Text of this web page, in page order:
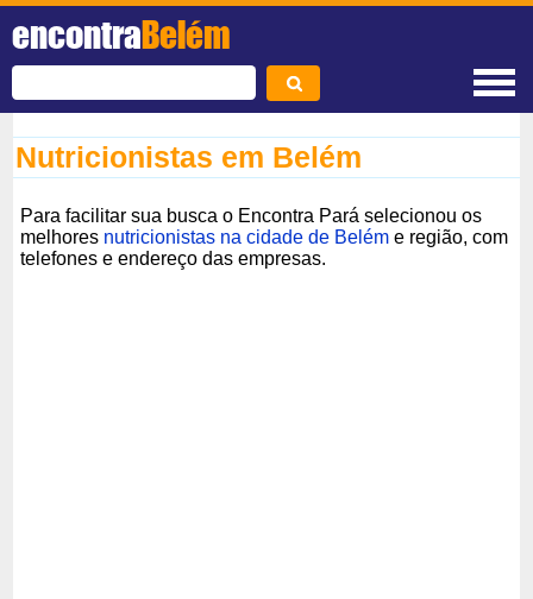
encontraBelém
Nutricionistas em Belém
Para facilitar sua busca o Encontra Pará selecionou os
melhores nutricionistas na cidade de Belém e região, com
telefones e endereço das empresas.